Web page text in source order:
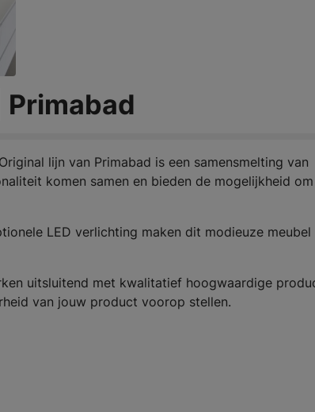
lijn van Primabad is een samensmelting van
komen samen en bieden de mogelijkheid om
LED verlichting maken dit modieuze meubel
uitsluitend met kwalitatief hoogwaardige
van jouw product voorop stellen.